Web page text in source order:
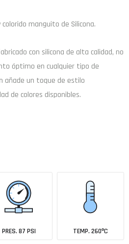
manguito de Silicona.
con silicona de alta calidad, no
óptimo en cualquier tipo de
añade un toque de estilo
de colores disponibles.
PRES. 87 PSI TEMP. 260ºC